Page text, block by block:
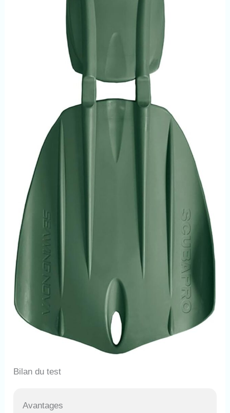
Bilan du test
Avantages